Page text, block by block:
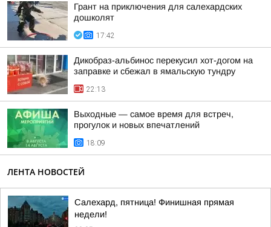
Грант на приключения для салехардских
дошколят
17:42
Дикобраз-альбинос перекусил хот-догом на
заправке и сбежал в ямальскую тундру
22:13
Выходные — самое время для встреч,
прогулок и новых впечатлений
18:09
ЛЕНТА НОВОСТЕЙ
Салехард, пятница! Финишная прямая
недели!